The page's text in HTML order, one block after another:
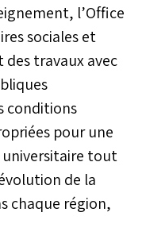
l’Office
sociales et
travaux avec
conditions
pour une
tout
de la
chaque région,